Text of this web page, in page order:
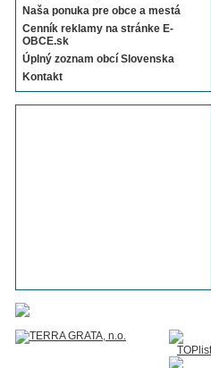
Naša ponuka pre obce a mestá
Cenník reklamy na stránke E-
OBCE.sk
Úplný zoznam obcí Slovenska
Kontakt